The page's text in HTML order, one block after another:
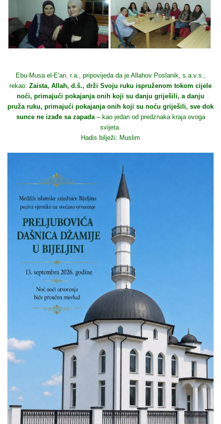
Ebu-Musa el-E'ari, r.a., pripovijeda da je Allahov Poslanik, s.a.v.s.,
rekao: Zaista, Allah, d.š., drži Svoju ruku ispruženom tokom cijele
noći, primajući pokajanja onih koji su danju griješili, a danju
pruža ruku, primajući pokajanja onih koji su noću griješili, sve dok
sunce ne izađe sa zapada– kao jedan od predznaka kraja ovoga
svijeta.
Hadis bilježi: Muslim